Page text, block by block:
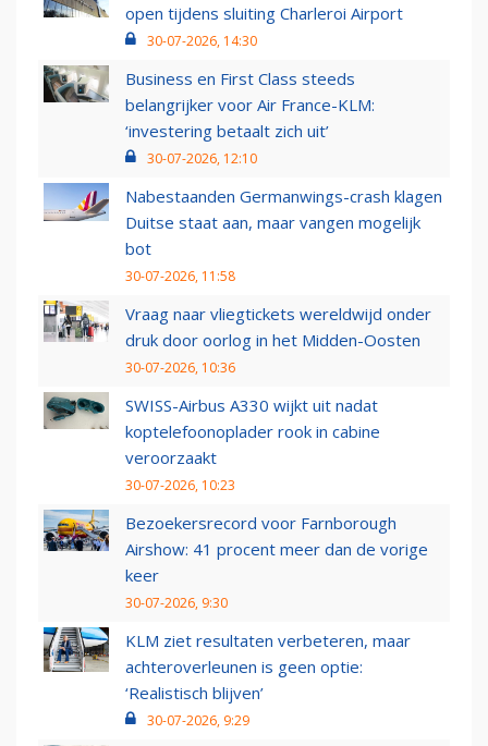
open tijdens sluiting Charleroi Airport
30-07-2026, 14:30
Business en First Class steeds
belangrijker voor Air France-KLM:
‘investering betaalt zich uit’
30-07-2026, 12:10
Nabestaanden Germanwings-crash klagen
Duitse staat aan, maar vangen mogelijk
bot
30-07-2026, 11:58
Vraag naar vliegtickets wereldwijd onder
druk door oorlog in het Midden-Oosten
30-07-2026, 10:36
SWISS-Airbus A330 wijkt uit nadat
koptelefoonoplader rook in cabine
veroorzaakt
30-07-2026, 10:23
Bezoekersrecord voor Farnborough
Airshow: 41 procent meer dan de vorige
keer
30-07-2026, 9:30
KLM ziet resultaten verbeteren, maar
achteroverleunen is geen optie:
‘Realistisch blijven’
30-07-2026, 9:29